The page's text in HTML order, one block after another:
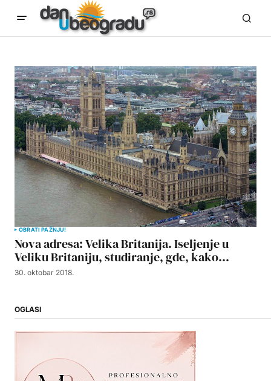
OBRATI PAŽNJU!
Nova adresa: Velika Britanija. Iseljenje u
Veliku Britaniju, studiranje, gde, kako…
30. oktobar 2018.
OGLASI